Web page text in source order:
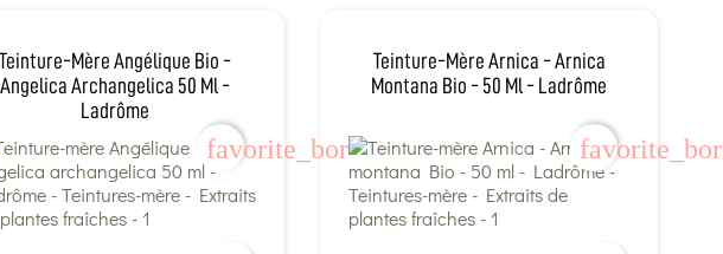
Teinture-Mère Angélique Bio -
Angelica Archangelica 50 Ml -
Ladrôme
favorite_border
Teinture-Mère Arnica - Arnica
Montana Bio - 50 Ml - Ladrôme